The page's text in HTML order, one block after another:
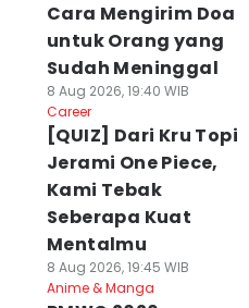
Cara Mengirim Doa
untuk Orang yang
Sudah Meninggal
8 Aug 2026, 19:40 WIB
Career
[QUIZ] Dari Kru Topi
Jerami One Piece,
Kami Tebak
Seberapa Kuat
Mentalmu
8 Aug 2026, 19:45 WIB
Anime & Manga